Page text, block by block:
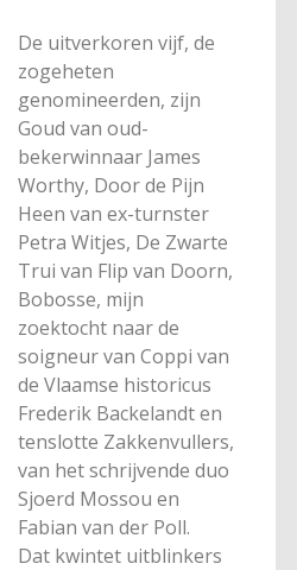
De uitverkoren vijf, de
zogeheten
genomineerden, zijn
Goud van oud-
bekerwinnaar James
Worthy, Door de Pijn
Heen van ex-turnster
Petra Witjes, De Zwarte
Trui van Flip van Doorn,
Bobosse, mijn
zoektocht naar de
soigneur van Coppi van
de Vlaamse historicus
Frederik Backelandt en
tenslotte Zakkenvullers,
van het schrijvende duo
Sjoerd Mossou en
Fabian van der Poll.
Dat kwintet uitblinkers